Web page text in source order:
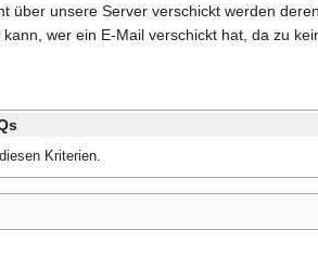
unsere Server verschickt werden
wer ein E-Mail verschickt hat, da zu
Kriterien.